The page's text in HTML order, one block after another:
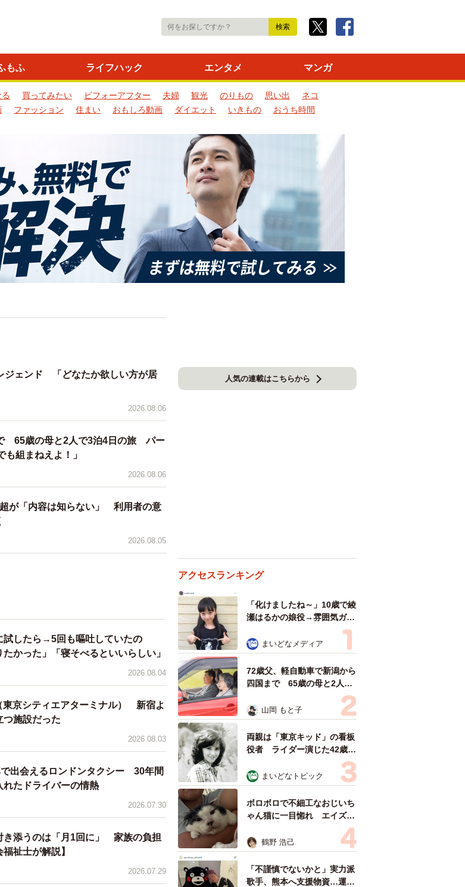
もふ ライフハック エンタメ マンガ
買ってみたい ビフォーアフター 夫婦 観光 のりもの 思い出
ネコ
ファッション 住まい おもしろ動画 ダイエット いきもの
おうち時間
ジェンド 「どなたか欲しい方が居
2026.08.06
65歳の母と2人で3泊4日の旅 パー
組まねえよ！」
2026.08.06
が「内容は知らない」 利用者の意
2026.08.05
試したら→5回も嘔吐していたの
った」「寝そべるといいらしい」
2026.08.04
東京シティエアターミナル） 新宿よ
施設だった
2026.08.03
で出会えるロンドンタクシー 30年間
たドライバーの情熱
2026.07.30
添うのは「月1回に」 家族の負担
祉士が解説】
2026.07.29
人気の連載はこちらから
アクセスランキング
「化けましたね～」10歳で綾
瀬はるかの娘役→雰囲気ガラ
リの18歳に成長 「メイクで
雰囲気が」「宝塚に入れそ
う」
まいどなメディア
72歳父、軽自動車で新潟から
四国まで 65歳の母と2人で
3泊4日の旅 パーキングの休
憩まで分刻み… 「大学生で
も組まねえよ！」
山岡 もと子
両親は「東京キッド」の看板
役者 ライダー演じた42歳元
俳優が再婚妻との「ウエディ
ングフォト」計画を明言
「センスあるカメラマン求
む」
まいどなトピック
ボロボロで不細工なおじいち
ゃん猫に一目惚れ エイズだ
し手がかかるけど…おうちで
暮らすと「おじ猫」だって可
愛くなったよ！
鶴野 浩己
「不謹慎でないかと」実力派
歌手、熊本へ支援物資…運搬